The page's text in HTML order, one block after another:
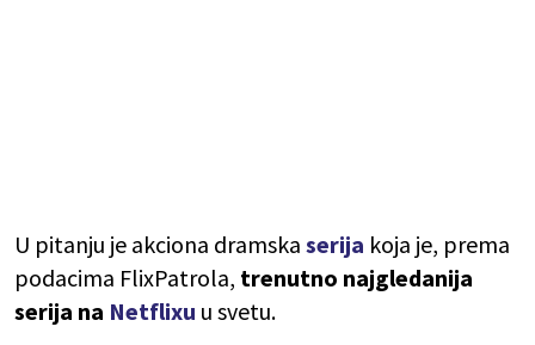
U pitanju je akciona dramska serija koja je, prema
podacima FlixPatrola, trenutno najgledanija
serija na Netflixu u svetu.